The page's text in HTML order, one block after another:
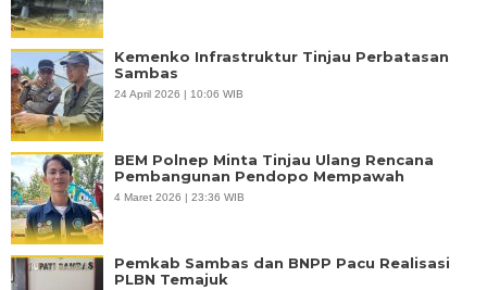
Kemenko Infrastruktur Tinjau Perbatasan
Sambas
24 April 2026 | 10:06 WIB
BEM Polnep Minta Tinjau Ulang Rencana
Pembangunan Pendopo Mempawah
4 Maret 2026 | 23:36 WIB
Pemkab Sambas dan BNPP Pacu Realisasi
PLBN Temajuk